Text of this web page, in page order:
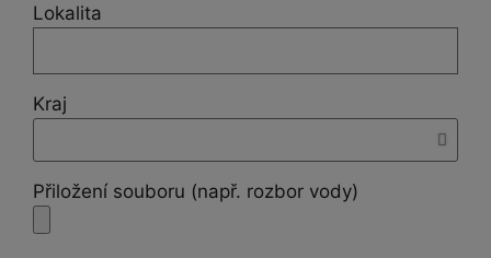
Lokalita
Kraj
Přiložení souboru (např. rozbor vody)